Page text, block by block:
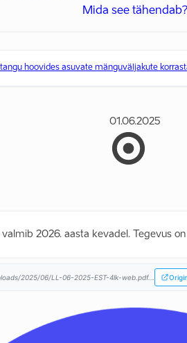
Mida see tähendab?
hoovides asuvate mänguväljakute
01.06.2025
valmib 2026. aasta kevadel. Tegevus
2025/06/LL-06-2025-EST-4lk-web.pdf...